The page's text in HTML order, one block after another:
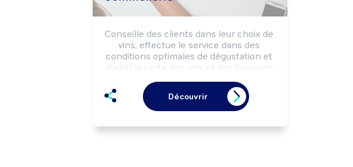
Conseille des clients dans leur choix de
vins, effectue le service dans des
conditions optimales de dégustation et
établit la carte des vins et des boissons
alcools. Peut acheter des vins et des
alcools auprès de fournisseurs
(producteurs, grossistes, ...) et gérer le
coordonner une équipe.
Découvrir